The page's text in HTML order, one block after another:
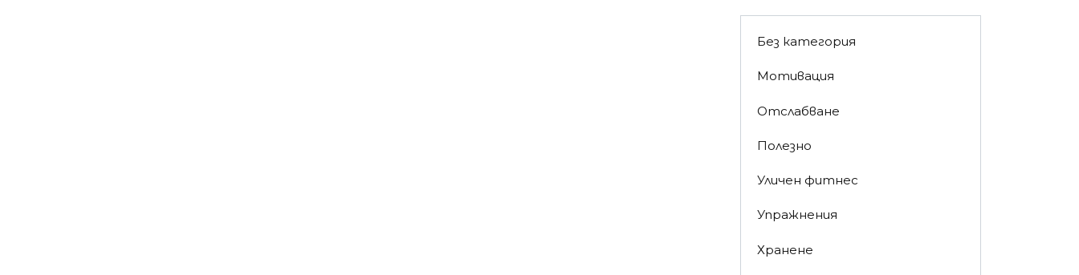
Без категория
Мотивация
Отслабване
Полезно
Уличен фитнес
Упражнения
Хранене